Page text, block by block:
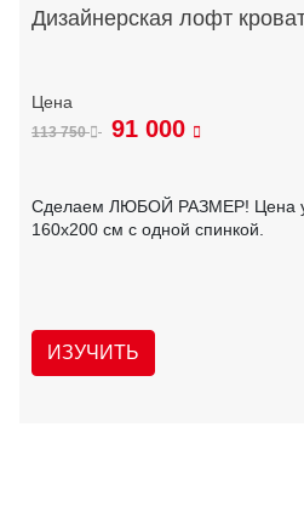
Дизайнерская лофт
113 750 91 000
Сделаем ЛЮБОЙ РАЗМЕР! Цена
160х200 см с одной спинкой.
ИЗУЧИТЬ